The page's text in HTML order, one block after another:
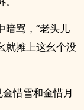
暗骂，“老头儿
就摊上这幺个没
惜雪和金惜月